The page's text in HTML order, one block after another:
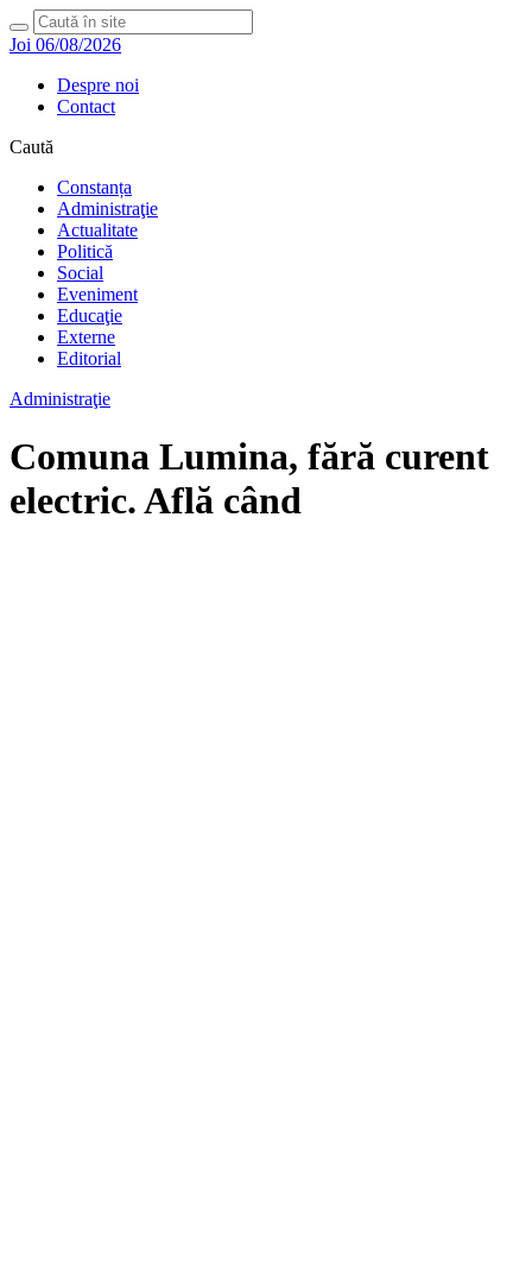
Joi 06/08/2026
Despre noi
Contact
Caută
Constanța
Administraţie
Actualitate
Politică
Social
Eveniment
Educaţie
Externe
Editorial
Administraţie
Comuna Lumina, fără curent
electric. Află când